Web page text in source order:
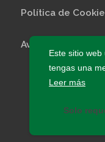
Política de
Aviso Legal
© 2026
Este sitio
tengas una
Leer más
Solo